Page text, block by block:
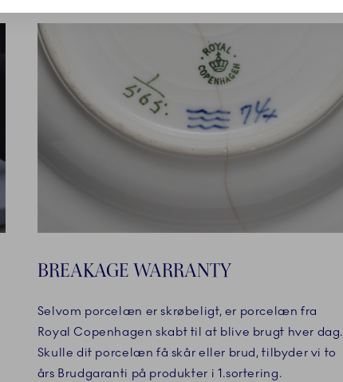
BREAKAGE WARRANTY
Selvom porcelæn er skrøbeligt, er porcelæn fra
Royal Copenhagen skabt til at blive brugt hver dag.
Skulle dit porcelæn få skår eller brud, tilbyder vi to
års Brudgaranti på produkter i 1.sortering.